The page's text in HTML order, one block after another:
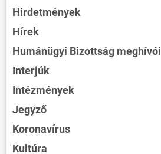
Hirdetmények
Hírek
Humánügyi Bizottság meghívói
Interjúk
Intézmények
Jegyző
Koronavírus
Kultúra